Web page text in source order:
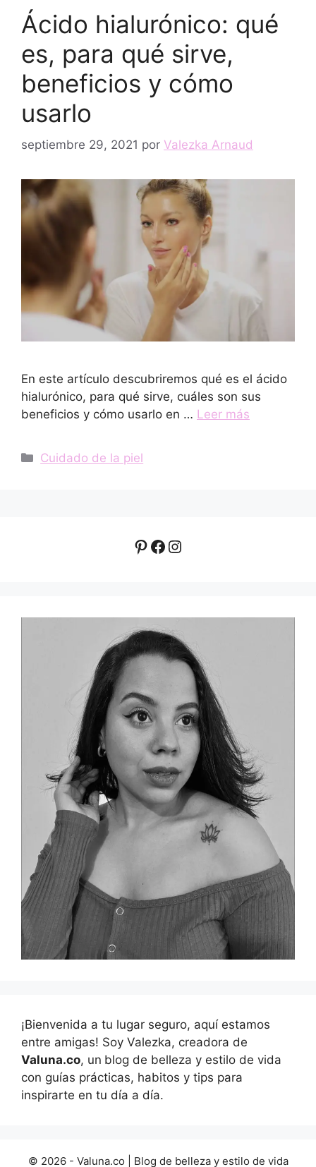
Ácido hialurónico: qué
es, para qué sirve,
beneficios y cómo
usarlo
septiembre 29, 2021 por Valezka Arnaud
En este artículo descubriremos qué es el ácido
hialurónico, para qué sirve, cuáles son sus
beneficios y cómo usarlo en … Leer más
Categorías
Cuidado de la piel
Pinterest
Facebook
Instagram
¡Bienvenida a tu lugar seguro, aquí estamos
entre amigas! Soy Valezka, creadora de
Valuna.co, un blog de belleza y estilo de vida
con guías prácticas, habitos y tips para
inspirarte en tu día a día.
© 2026 - Valuna.co | Blog de belleza y estilo de vida